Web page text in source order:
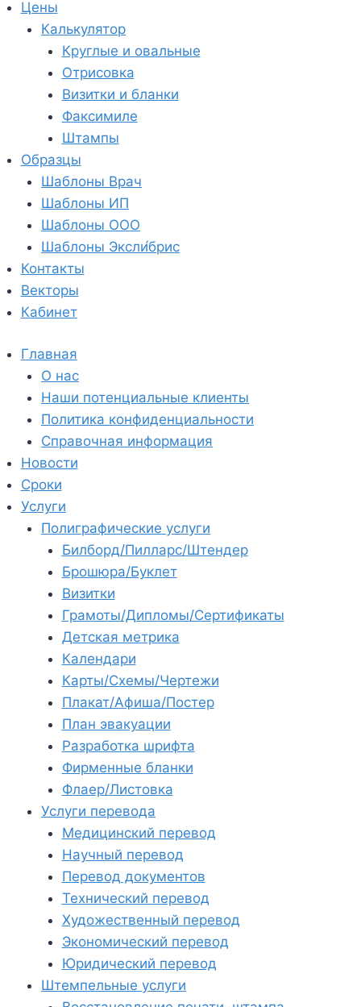
Цены
Калькулятор
Круглые и овальные
Отрисовка
Визитки и бланки
Факсимиле
Штампы
Образцы
Шаблоны Врач
Шаблоны ИП
Шаблоны ООО
Шаблоны Эксли́брис
Контакты
Векторы
Кабинет
Главная
О нас
Наши потенциальные клиенты
Политика конфиденциальности
Справочная информация
Новости
Сроки
Услуги
Полиграфические услуги
Билборд/Пилларс/Штендер
Брошюра/Буклет
Визитки
Грамоты/Дипломы/Сертификаты
Детская метрика
Календари
Карты/Схемы/Чертежи
Плакат/Афиша/Постер
План эвакуации
Разработка шрифта
Фирменные бланки
Флаер/Листовка
Услуги перевода
Медицинский перевод
Научный перевод
Перевод документов
Технический перевод
Художественный перевод
Экономический перевод
Юридический перевод
Штемпельные услуги